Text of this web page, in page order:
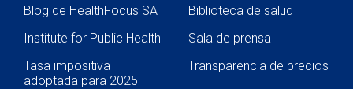
Blog de HealthFocus SA
Biblioteca de salud
Institute for Public Health
Sala de prensa
Tasa impositiva
adoptada para 2025
Transparencia de precios